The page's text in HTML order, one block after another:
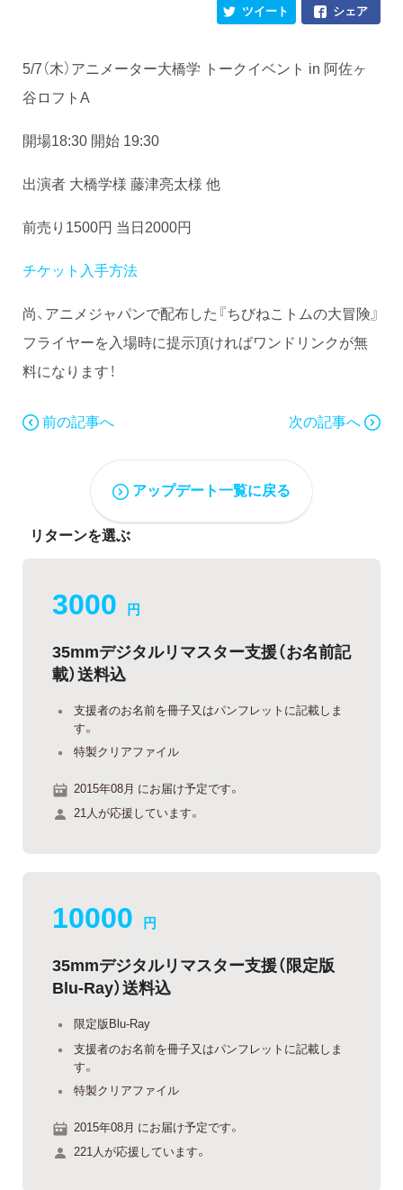
シェア
ツイート
5/7（木）アニメーター大橋学 トークイベント in 阿佐ヶ
谷ロフトA
開場18:30 開始 19:30
出演者 大橋学様 藤津亮太様 他
前売り1500円 当日2000円
チケット入手方法
尚、アニメジャパンで配布した『ちびねこトムの大冒険』
フライヤーを入場時に提示頂ければワンドリンクが無
料になります！
前の記事へ 次の記事へ
アップデート一覧に戻る
リターンを選ぶ
3000 円
35mmデジタルリマスター支援（お名前記
載）送料込
支援者のお名前を冊子又はパンフレットに記載しま
す。
特製クリアファイル
2015年08月 にお届け予定です。
21人が応援しています。
10000 円
35mmデジタルリマスター支援（限定版
Blu-Ray）送料込
限定版Blu-Ray
支援者のお名前を冊子又はパンフレットに記載しま
す。
特製クリアファイル
2015年08月 にお届け予定です。
221人が応援しています。